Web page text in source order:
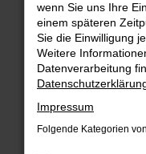
3er Reihe
Augsburg
wenn Sie uns Ihre
einem späteren
Sie die Einwilligung
Weitere
Datenverarbeitung
Impressum
Folgende Kategorien